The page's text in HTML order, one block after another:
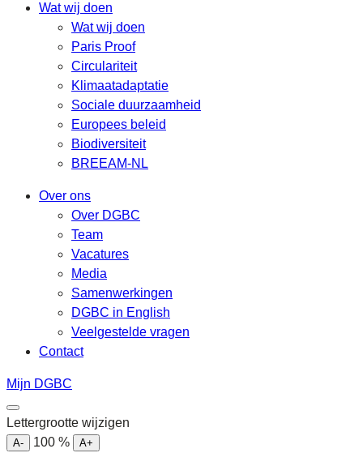
Wat wij doen
Wat wij doen
Paris Proof
Circulariteit
Klimaatadaptatie
Sociale duurzaamheid
Europees beleid
Biodiversiteit
BREEAM-NL
Over ons
Over DGBC
Team
Vacatures
Media
Samenwerkingen
DGBC in English
Veelgestelde vragen
Contact
Mijn DGBC
Lettergrootte wijzigen
A- 100 %
A+